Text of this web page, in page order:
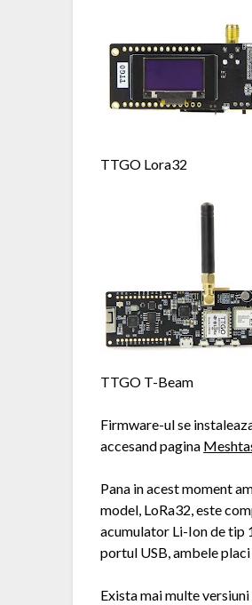
TTGO Lora32
TTGO T-Beam
Firmware-ul se
accesand pagina
Pana in acest moment
model, LoRa32, este
acumulator Li-Ion de tip
portul USB, ambele
Exista mai multe